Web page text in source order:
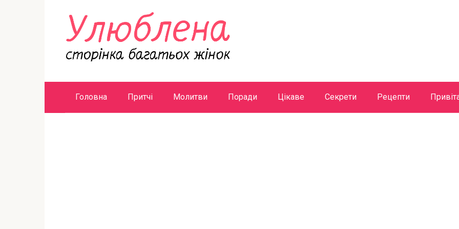
Головна Притчі Молитви Поради Цікаве Секрети Рецепти